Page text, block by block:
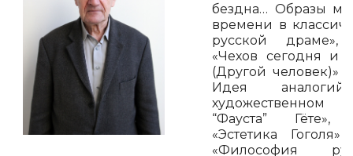
бездна… Образы
времени в
русской драме»,
«Чехов сегодня и
(Другой человек)»
Идея
художественном
“Фауста” Гёте»,
«Эстетика Гоголя»,
«Философия